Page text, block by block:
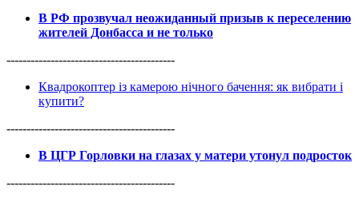
В РФ прозвучал неожиданный призыв к переселению
жителей Донбасса и не только
------------------------------------------
Квадрокоптер із камерою нічного бачення: як вибрати і
купити?
------------------------------------------
В ЦГР Горловки на глазах у матери утонул подросток
------------------------------------------